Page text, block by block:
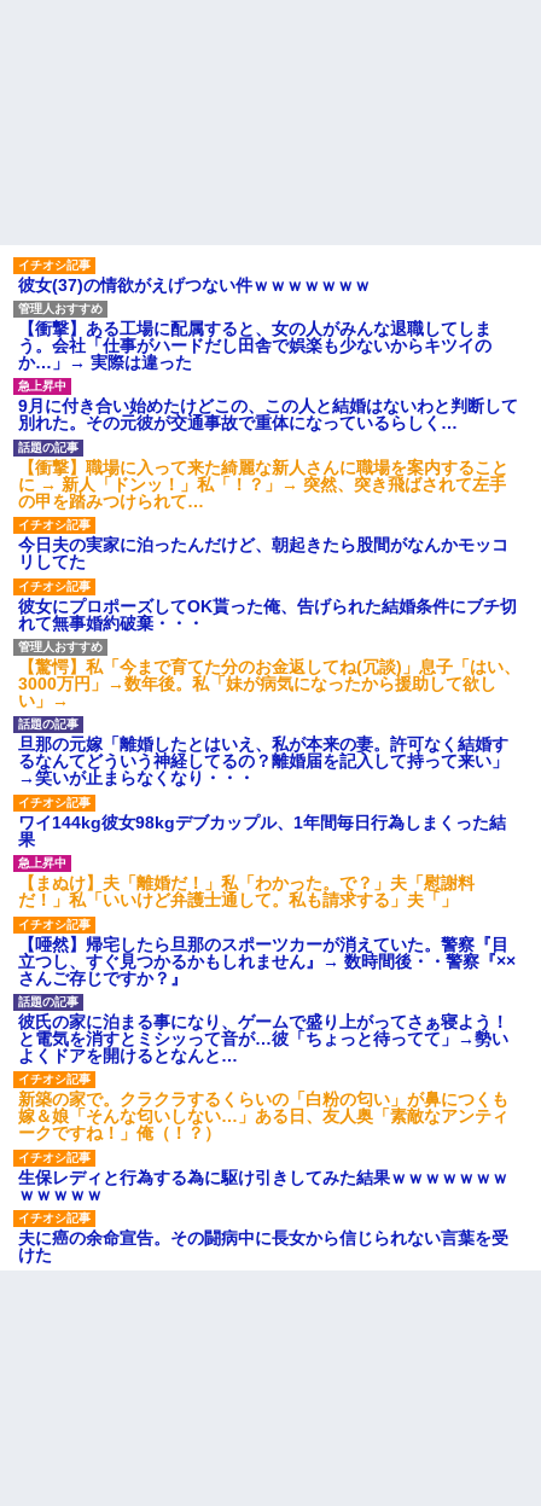
私「ちょっと、人の家の金庫
触らないでよ！」キチママ『そ
こに金庫があったから、開けて
みようとしただけ☆』義兄「泥
は出てけ！二度と来るな！」結
果・・・
私「初めて飲む味だけどなん
のお茶？」彼「ちっ！」私「」
【GIF】JSのカンチョーワロ
タ
後続車にクラクションを鳴ら
され彼氏が逆切れ。「何クラク
ション鳴らしてんだ！降りてこ
いよ！」と怒鳴りだし...
【衝撃】報酬100万円超の治験
募集がこちらｗｗｗｗｗ(※画像
あり)
【ネット騒然】惨殺されたタ
ワマン頂き女子のこの動画、す
げえええええｗｗｗｗｗｗｗｗ
ｗｗｗ
【愕然】白のクラウン俺氏、
高速道路左車線を制限速度で走
った結果wwwwwwwwwwww
百年の恋12-899 食べた量を
張り合ってくる
【悲報】佐藤輝明・・・２軍
でも盛大にやらかす←あまり悲
しませないでくれ
彼女(37)の情欲がえげつない件ｗｗｗｗｗｗｗ
【衝撃】ある工場に配属すると、女の人がみんな退職してしま
う。会社「仕事がハードだし田舎で娯楽も少ないからキツイの
か…」→ 実際は違った
9月に付き合い始めたけどこの、この人と結婚はないわと判断して
別れた。その元彼が交通事故で重体になっているらしく…
【衝撃】職場に入って来た綺麗な新人さんに職場を案内すること
に → 新人「ドンッ！」私「！？」→ 突然、突き飛ばされて左手
の甲を踏みつけられて…
今日夫の実家に泊ったんだけど、朝起きたら股間がなんかモッコ
リしてた
彼女にプロポーズしてOK貰った俺、告げられた結婚条件にブチ切
れて無事婚約破棄・・・
【驚愕】私「今まで育てた分のお金返してね(冗談)」息子「はい、
3000万円」→数年後。私「妹が病気になったから援助して欲し
い」→
旦那の元嫁「離婚したとはいえ、私が本来の妻。許可なく結婚す
るなんてどういう神経してるの？離婚届を記入して持って来い」
→笑いが止まらなくなり・・・
ワイ144kg彼女98kgデブカップル、1年間毎日行為しまくった結
果
【まぬけ】夫「離婚だ！」私「わかった。で？」夫「慰謝料
だ！」私「いいけど弁護士通して。私も請求する」夫「」
【唖然】帰宅したら旦那のスポーツカーが消えていた。警察『目
立つし、すぐ見つかるかもしれません』→ 数時間後・・警察『××
さんご存じですか？』
彼氏の家に泊まる事になり、ゲームで盛り上がってさぁ寝よう！
と電気を消すとミシッって音が…彼「ちょっと待ってて」→勢い
よくドアを開けるとなんと…
新築の家で。クラクラするくらいの「白粉の匂い」が鼻につくも
嫁＆娘「そんな匂いしない…」ある日、友人奥「素敵なアンティ
ークですね！」俺（！？）
生保レディと行為する為に駆け引きしてみた結果ｗｗｗｗｗｗｗ
ｗｗｗｗｗ
夫に癌の余命宣告。その闘病中に長女から信じられない言葉を受
けた